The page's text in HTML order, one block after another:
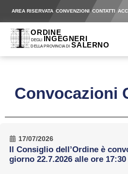
AREA RISERVATA CONVENZIONI CONTATTI
Convocazioni
17/07/2026
Il Consiglio dell’Ordine è
giorno 22.7.2026 alle ore 17:30